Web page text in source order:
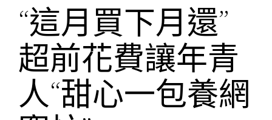
“這月買下月還”
超前花費讓年青
人“甜心一包養網